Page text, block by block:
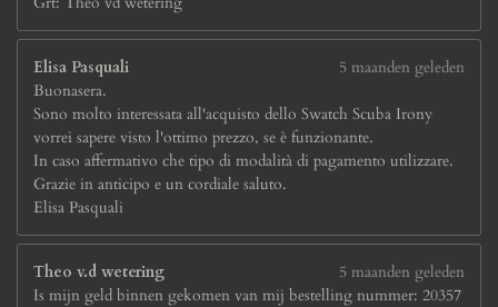
Elisa Pasquali
5 maanden geleden
Buonasera.
Sono molto interessata all'acquisto dello Swatch Scuba Irony
vorrei sapere visto l'ottimo prezzo, se è funzionante.
In caso affermativo che tipo di modalità di pagamento utilizzare.
Grazie in anticipo e un cordiale saluto.
Elisa Pasquali
Theo v.d wetering
5 maanden geleden
Is mijn geld binnen gekomen van mij bestelling nummer: 20357